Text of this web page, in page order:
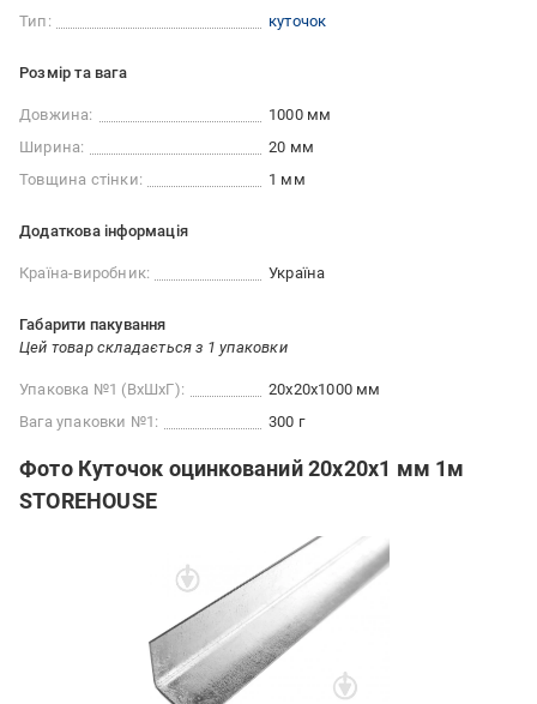
Тип:
куточок
Розмір та вага
Довжина:
1000 мм
Ширина:
20 мм
Товщина стінки:
1 мм
Додаткова інформація
Країна-виробник: Україна
Габарити пакування
Цей товар складається з 1 упаковки
Упаковка №1 (ВхШхГ):
20x20x1000 мм
Вага упаковки №1:
300 г
Фото Куточок оцинкований 20х20х1 мм 1м
STOREHOUSE